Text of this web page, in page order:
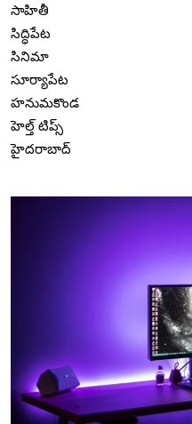
సాహితీ
సిద్ధిపేట
సినిమా
సూర్యాపేట
హనుమకొండ
హెల్త్ టిప్స్
హైదరాబాద్